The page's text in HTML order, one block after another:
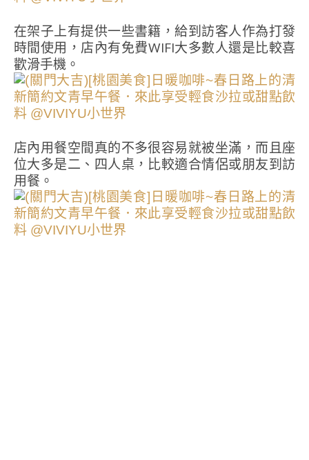
在架子上有提供一些書籍，給到訪客人作為打發
時間使用，店內有免費WIFI大多數人還是比較喜
歡滑手機。
店內用餐空間真的不多很容易就被坐滿，而且座
位大多是二、四人桌，比較適合情侶或朋友到訪
用餐。